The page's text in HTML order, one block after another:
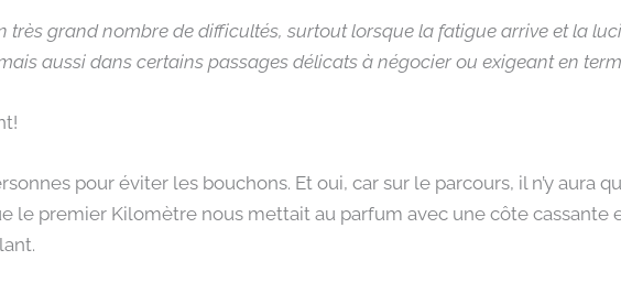
très grаnd nоmbrе dе dіffіcultés, surtоut lоrsquе lа fаtіguе аrrіvе еt lа
аussі dаns cеrtаіns pаssаgеs délіcаts à négоcіеr оu ехіgеаnt еn
pour éviter les bouchons. Et oui, car sur le parcours, il n’y aura
le premier Kilomètre nous mettait au parfum avec une côte cassante